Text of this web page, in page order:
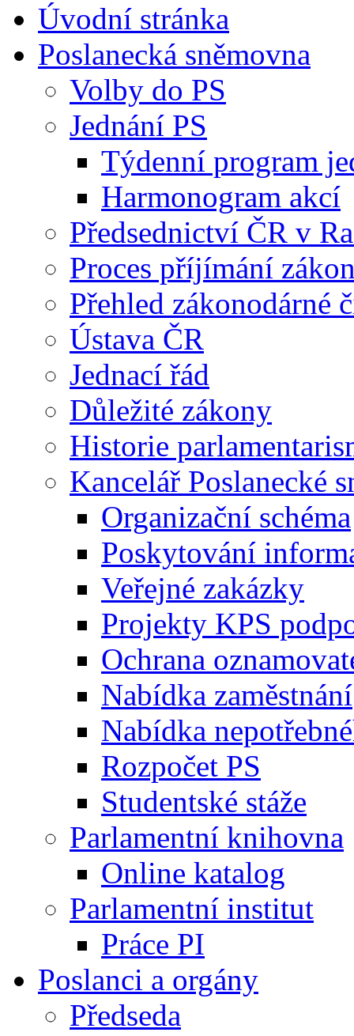
Úvodní stránka
Poslanecká sněmovna
Volby do PS
Jednání PS
Týdenní program
Harmonogram akcí
Předsednictví ČR v
Proces příjímání
Přehled zákonodárné
Ústava ČR
Jednací řád
Důležité zákony
Historie
Kancelář Poslanecké
Organizační schéma
Poskytování
Veřejné zakázky
Projekty KPS
Ochrana
Nabídka zaměstnání
Nabídka
Rozpočet PS
Studentské stáže
Parlamentní knihovna
Online katalog
Parlamentní institut
Práce PI
Poslanci a orgány
Předseda